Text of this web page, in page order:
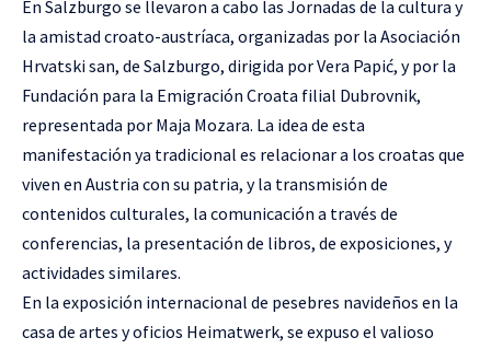
En Salzburgo se llevaron a cabo las Jornadas de la cultura y
la amistad croato-austríaca, organizadas por la Asociación
Hrvatski san, de Salzburgo, dirigida por Vera Papić, y por la
Fundación para la Emigración Croata filial Dubrovnik,
representada por Maja Mozara. La idea de esta
manifestación ya tradicional es relacionar a los croatas que
viven en Austria con su patria, y la transmisión de
contenidos culturales, la comunicación a través de
conferencias, la presentación de libros, de exposiciones, y
actividades similares.
En la exposición internacional de pesebres navideños en la
casa de artes y oficios Heimatwerk, se expuso el valioso